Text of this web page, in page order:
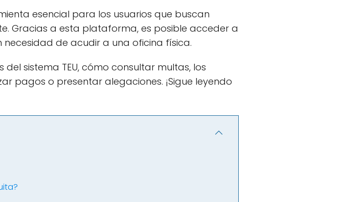
esencial para los usuarios que buscan
Gracias a esta plataforma, es posible acceder a
de acudir a una oficina física.
sistema TEU, cómo consultar multas, los
pagos o presentar alegaciones. ¡Sigue leyendo